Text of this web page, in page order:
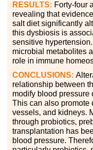
RESULTS: Forty-four
revealing that
salt diet significantly
this dysbiosis is
sensitive
microbial metabolites
role in immune
CONCLUSIONS:
relationship between
modify blood pressure
This can also promote
vessels, and kidneys.
through probiotics,
transplantation has
blood pressure.